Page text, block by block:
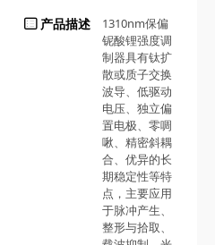
S21@-3dB：3GHz
产品描述
1310nm保偏
铌酸锂强度调
制器具有钛扩
散或质子交换
波导、低驱动
电压、独立偏
置电极、零啁
啾、精密斜耦
合、优异的长
期稳定性等特
点，主要应用
于脉冲产生、
整形与拾取、